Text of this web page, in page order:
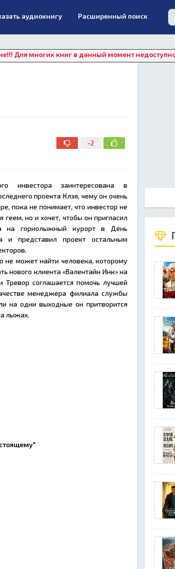
аудиокнигу Расширенный поиск
книг в данный момент недоступно онлайн
-2
инвестора заинтересована в
проекта Клэя, чему он очень
пока не понимает, что инвестор не
геем, но и хочет, чтобы он пригласил
на горнолыжный курорт в День
и представил проект остальным
не может найти человека, которому
нового клиента «Валентайн Инк» на
Тревор соглашается помочь лучшей
менеджера филиала службы
на одни выходные он притворится
лыжах.